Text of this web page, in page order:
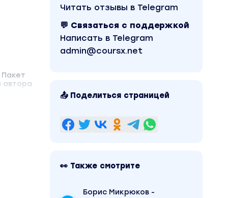
автора
Читать отзывы в Telegram
💬 Связаться с поддержкой
Написать в Telegram
admin@coursx.net
📤 Поделиться страницей
👀 Также смотрите
Борис Микрюков -